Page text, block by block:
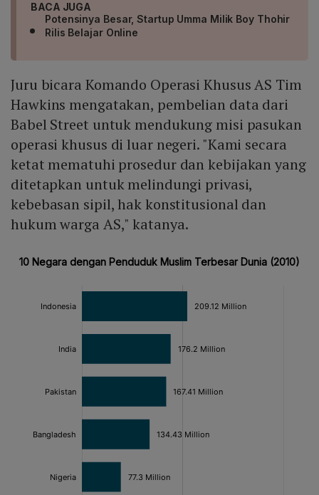
BACA JUGA
Potensinya Besar, Startup Umma Milik Boy Thohir
Rilis Belajar Online
Juru bicara Komando Operasi Khusus AS Tim
Hawkins mengatakan, pembelian data dari
Babel Street untuk mendukung misi pasukan
operasi khusus di luar negeri. "Kami secara
ketat mematuhi prosedur dan kebijakan yang
ditetapkan untuk melindungi privasi,
kebebasan sipil, hak konstitusional dan
hukum warga AS," katanya.